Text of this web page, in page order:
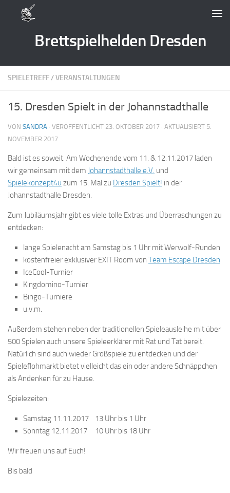
Zum Inhalt springen
Brettspielhelden Dresden
SPIELETREFF/VERANSTALTUNGEN
15. Dresden Spielt in der Johannstadthalle
VON SANDRA · VERÖFFENTLICHT 23. OKTOBER 2017 · AKTUALISIERT 5.
NOVEMBER 2017
Bald ist es soweit. Am Wochenende vom 11. & 12.11.2017 laden
wir gemeinsam mit dem Johannstadthalle e.V. und
Spielekonzept4u zum 15. Mal zu Dresden Spielt! in der
Johannstadthalle Dresden.
Zum Jubiläumsjahr gibt es viele tolle Extras und Überraschungen zu
entdecken:
lange Spielenacht am Samstag bis 1 Uhr mit Werwolf-Runden
kostenfreier exklusiver EXIT Room von Team Escape Dresden
IceCool-Turnier
Kingdomino-Turnier
Bingo-Turniere
u.v.m.
Außerdem stehen neben der traditionellen Spieleausleihe mit über
500 Spielen auch unsere Spieleerklärer mit Rat und Tat bereit.
Natürlich sind auch wieder Großspiele zu entdecken und der
Spieleflohmarkt bietet vielleicht das ein oder andere Schnäppchen
als Andenken für zu Hause.
Spielezeiten:
Samstag 11.11.2017 13 Uhr bis 1 Uhr
Sonntag 12.11.2017 10 Uhr bis 18 Uhr
Wir freuen uns auf Euch!
Bis bald